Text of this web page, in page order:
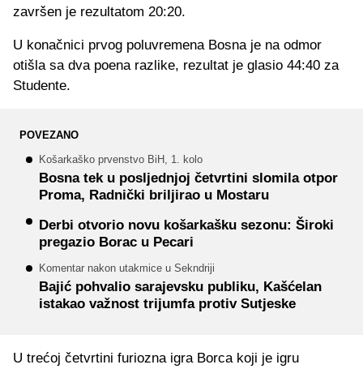
završen je rezultatom 20:20.
U konačnici prvog poluvremena Bosna je na odmor
otišla sa dva poena razlike, rezultat je glasio 44:40 za
Studente.
POVEZANO
Košarkaško prvenstvo BiH, 1. kolo
Bosna tek u posljednjoj četvrtini slomila otpor
Proma, Radnički briljirao u Mostaru
Derbi otvorio novu košarkašku sezonu: Široki
pregazio Borac u Pecari
Komentar nakon utakmice u Sekndriji
Bajić pohvalio sarajevsku publiku, Kašćelan
istakao važnost trijumfa protiv Sutjeske
U trećoj četvrtini furiozna igra Borca koji je igru